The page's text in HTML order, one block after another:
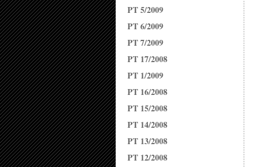
PT 5/2009
PT 6/2009
PT 7/2009
PT 17/2008
PT 1/2009
PT 16/2008
PT 15/2008
PT 14/2008
PT 13/2008
PT 12/2008